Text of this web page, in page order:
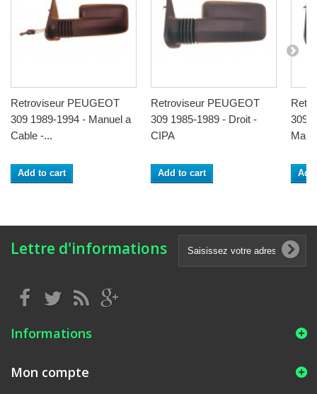
Retroviseur PEUGEOT
309 1989-1994 - Manuel a
Cable -...
Add to cart
Retroviseur PEUGEOT
309 1985-1989 - Droit -
CIPA
Add to cart
309
Lettre d'informations
Informations
Mon compte